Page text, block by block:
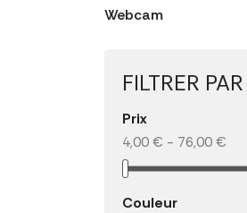
Webcam
FILTRER PAR
Prix
4,00 € - 76,00 €
Couleur